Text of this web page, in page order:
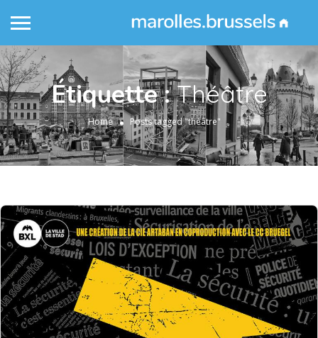
Étiquette :Théâtre
Home Posts tagged "théâtre"